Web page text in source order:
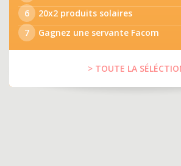
6
20x2 produits solaires
7
Gagnez une servante Facom
> TOUTE LA